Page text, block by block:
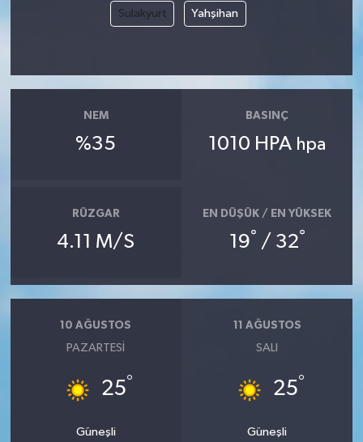
Sulakyurt Yahşihan
NEM
%35
BASINÇ
1010 HPA hpa
RÜZGAR
4.11 M/S
EN DÜŞÜK / EN YÜKSEK
19° / 32°
10 AĞUSTOS
PAZARTESI
25°
Güneşli
11 AĞUSTOS
SALI
25°
Güneşli